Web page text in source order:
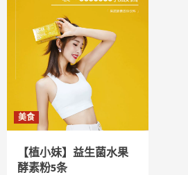
美食
【植小妹】益生菌水果
酵素粉5条